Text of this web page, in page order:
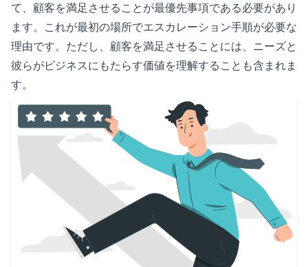
て、顧客を満足させることが最優先事項である必要があり
ます。これが最初の場所でエスカレーション手順が必要な
理由です。ただし、顧客を満足させることには、ニーズと
彼らがビジネスにもたらす価値を理解することも含まれま
す。